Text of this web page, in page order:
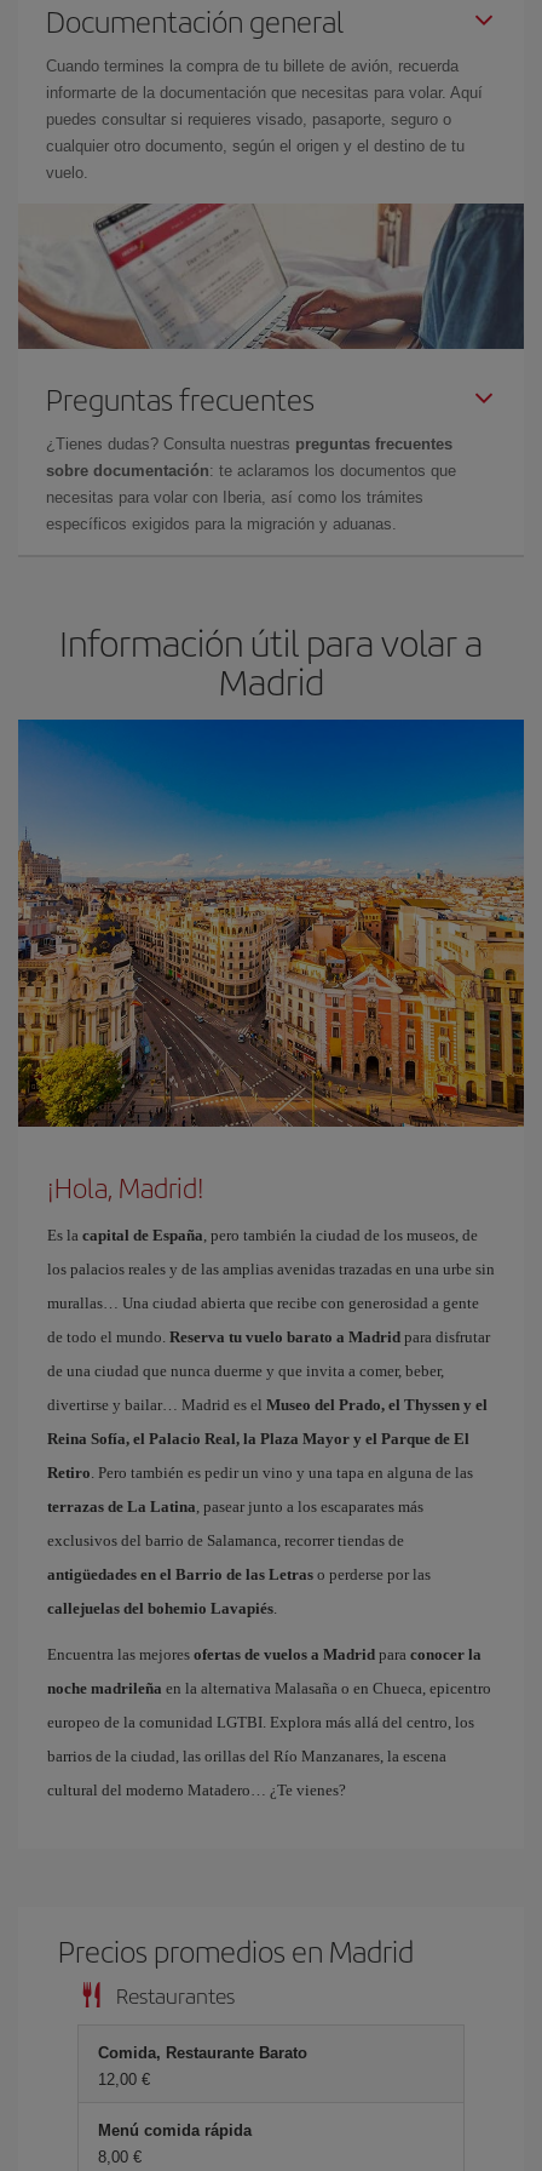
Documentación general
Cuando termines la compra de tu billete de avión, recuerda
informarte de la documentación que necesitas para volar. Aquí
puedes consultar si requieres visado, pasaporte, seguro o
cualquier otro documento, según el origen y el destino de tu
vuelo.
Preguntas frecuentes
¿Tienes dudas? Consulta nuestras preguntas frecuentes
sobre documentación: te aclaramos los documentos que
necesitas para volar con Iberia, así como los trámites
específicos exigidos para la migración y aduanas.
Información útil para volar a
Madrid
¡Hola, Madrid!
Es la capital de España, pero también la ciudad de los museos, de
los palacios reales y de las amplias avenidas trazadas en una urbe sin
murallas… Una ciudad abierta que recibe con generosidad a gente
de todo el mundo. Reserva tu vuelo barato a Madrid para disfrutar
de una ciudad que nunca duerme y que invita a comer, beber,
divertirse y bailar… Madrid es el Museo del Prado, el Thyssen y el
Reina Sofía, el Palacio Real, la Plaza Mayor y el Parque de El
Retiro. Pero también es pedir un vino y una tapa en alguna de las
terrazas de La Latina, pasear junto a los escaparates más
exclusivos del barrio de Salamanca, recorrer tiendas de
antigüedades en el Barrio de las Letras o perderse por las
callejuelas del bohemio Lavapiés.
Encuentra las mejores ofertas de vuelos a Madrid para conocer la
noche madrileña en la alternativa Malasaña o en Chueca, epicentro
europeo de la comunidad LGTBI. Explora más allá del centro, los
barrios de la ciudad, las orillas del Río Manzanares, la escena
cultural del moderno Matadero… ¿Te vienes?
Precios promedios en Madrid
Restaurantes
Comida, Restaurante Barato
12,00 €
Menú comida rápida
8,00 €